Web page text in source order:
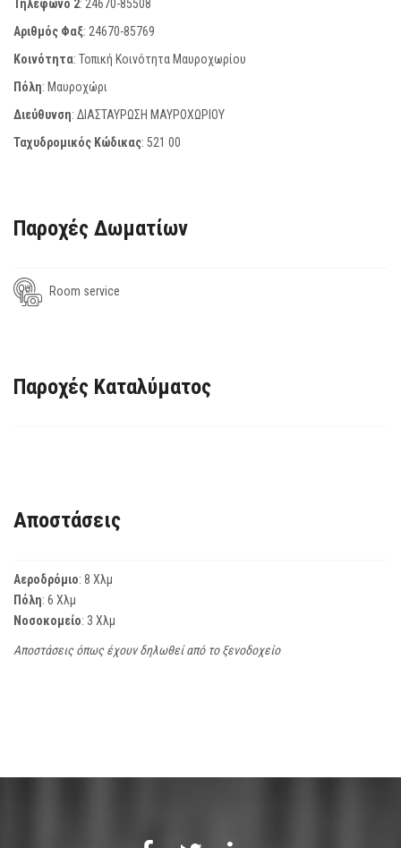
Τηλέφωνο 2: 24670-85508
Αριθμός Φαξ: 24670-85769
Κοινότητα: Τοπική Κοινότητα Μαυροχωρίου
Πόλη: Μαυροχώρι
Διεύθυνση: ΔΙΑΣΤΑΥΡΩΣΗ ΜΑΥΡΟΧΩΡΙΟΥ
Ταχυδρομικός Κώδικας: 521 00
Παροχές Δωματίων
Room service
Παροχές Καταλύματος
Αποστάσεις
Αεροδρόμιο: 8 Χλμ
Πόλη: 6 Χλμ
Νοσοκομείο: 3 Χλμ
Αποστάσεις όπως έχουν δηλωθεί από το ξενοδοχείο